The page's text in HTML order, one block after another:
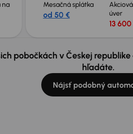
na
Mesačná splátka
od 50 €
úver
13
pobočkách v Českej
hľadáte.
Nájsť podobný